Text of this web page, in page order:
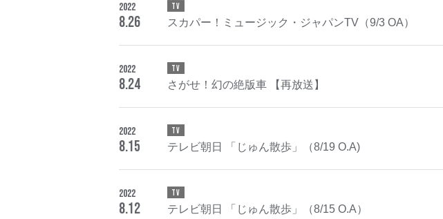
2022
8.26
TV
スカパー！ミュージック・ジャパンTV（9/3 OA）
2022
8.24
TV
さがせ！幻の絶版車 【再放送】
2022
8.15
TV
テレビ朝日 「じゅん散歩」（8/19 O.A)
2022
8.12
TV
テレビ朝日 「じゅん散歩」（8/15 O.A）